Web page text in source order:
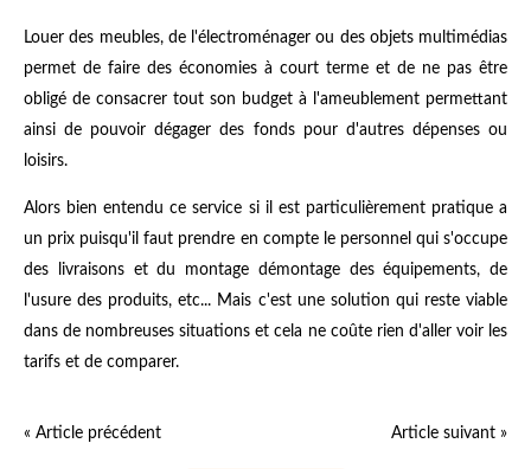
Louer des meubles, de l'électroménager ou des objets multimédias
permet de faire des économies à court terme et de ne pas être
obligé de consacrer tout son budget à l'ameublement permettant
ainsi de pouvoir dégager des fonds pour d'autres dépenses ou
loisirs.
Alors bien entendu ce service si il est particulièrement pratique a
un prix puisqu'il faut prendre en compte le personnel qui s'occupe
des livraisons et du montage démontage des équipements, de
l'usure des produits, etc... Mais c'est une solution qui reste viable
dans de nombreuses situations et cela ne coûte rien d'aller voir les
tarifs et de comparer.
« Article précédent Article suivant »